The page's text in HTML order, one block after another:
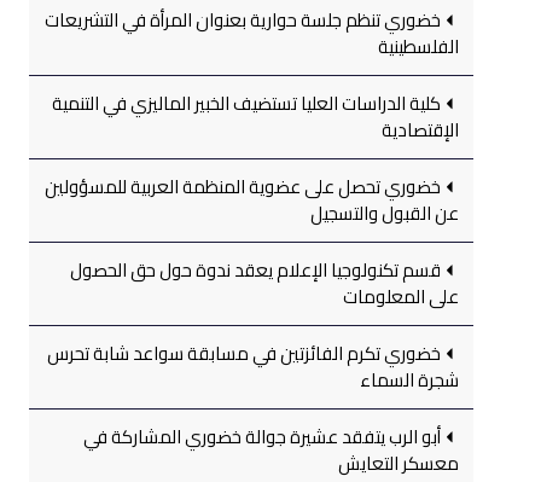
خضوري تنظم جلسة حوارية بعنوان المرأة في التشريعات
الفلسطينية
كلية الدراسات العليا تستضيف الخبير الماليزي في التنمية
الإقتصادية
خضوري تحصل على عضوية المنظمة العربية للمسؤولين
عن القبول والتسجيل
قسم تكنولوجيا الإعلام يعقد ندوة حول حق الحصول
على المعلومات
خضوري تكرم الفائزتين في مسابقة سواعد شابة تحرس
شجرة السماء
أبو الرب يتفقد عشيرة جوالة خضوري المشاركة في
معسكر التعايش